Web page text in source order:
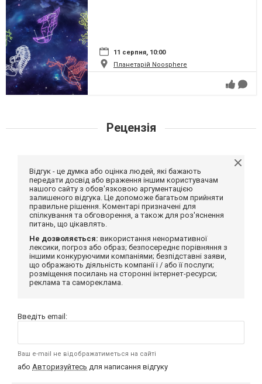
11 серпня, 10:00
Планетарій Noosphere
Рецензія
Відгук - це думка або оцінка людей, які бажають
передати досвід або враження іншим користувачам
нашого сайту з обов'язковою аргументацією
залишеного відгука. Це допоможе багатьом прийняти
правильне рішення. Коментарі призначені для
спілкування та обговорення, а також для роз'яснення
питань, що цікавлять.
Не дозволяється: використання ненормативної
лексики, погроз або образ; безпосереднє порівняння з
іншими конкуруючими компаніями; безпідставні заяви,
що ображають діяльність компанії і / або її послуги;
розміщення посилань на сторонні інтернет-ресурси;
реклама та самореклама.
Введіть email:
Ваш e-mail не відображатиметься на сайті
або Авторизуйтесь для написання відгуку